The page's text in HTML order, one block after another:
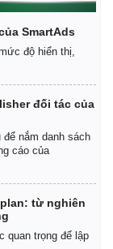
SmartAds
độ hiển thị,
đối tác của
nắm danh sách
cáo của
từ nghiên
quan trọng để lập